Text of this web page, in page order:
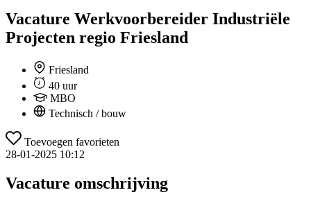
Vacature Werkvoorbereider Industriële
Projecten regio Friesland
Friesland
40 uur
MBO
Technisch / bouw
Toevoegen favorieten
28-01-2025 10:12
Vacature omschrijving